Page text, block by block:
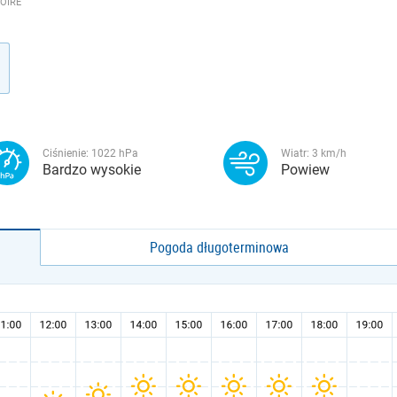
Ciśnienie: 1022 hPa
Bardzo wysokie
Wiatr: 3 km/h
Powiew
Pogoda długoterminowa